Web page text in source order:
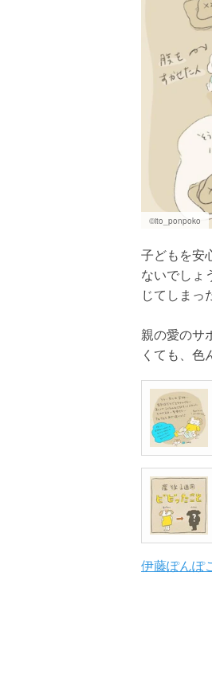
©ito_ponpoko
子どもを安
ないでしょ
じてしまっ
親の愛のサ
くても、色
伊藤ぽんぽ